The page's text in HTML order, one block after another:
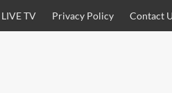
LIVE TV Privacy Policy Contact